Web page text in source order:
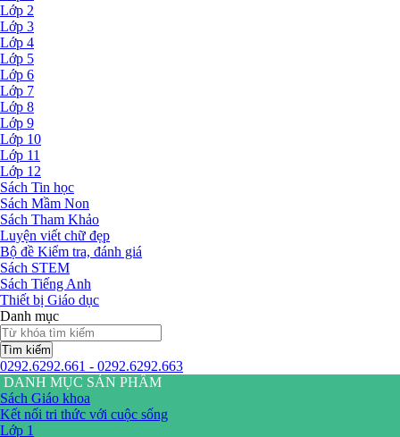
Lớp 2
Lớp 3
Lớp 4
Lớp 5
Lớp 6
Lớp 7
Lớp 8
Lớp 9
Lớp 10
Lớp 11
Lớp 12
Sách Tin học
Sách Mầm Non
Sách Tham Khảo
Luyện viết chữ đẹp
Bộ đề Kiểm tra, đánh giá
Sách STEM
Sách Tiếng Anh
Thiết bị Giáo dục
Danh mục
Tìm kiếm
0292.6292.661 - 0292.6292.663
DANH MỤC SẢN PHẨM
Sách Giáo khoa
Kết nối tri thức với cuộc sống
Lớp 1